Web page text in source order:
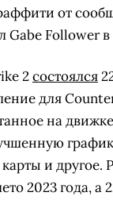
от
Gabe Follower
2состоялся
для
на
и другое.
2023 года, а